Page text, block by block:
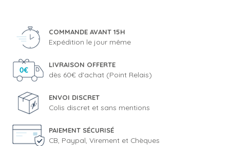
COMMANDE AVANT 15H
Expédition le jour même
LIVRAISON OFFERTE
dès 60€ d'achat (Point Relais)
ENVOI DISCRET
Colis discret et sans mentions
PAIEMENT SÉCURISÉ
CB, Paypal, Virement et Chèques